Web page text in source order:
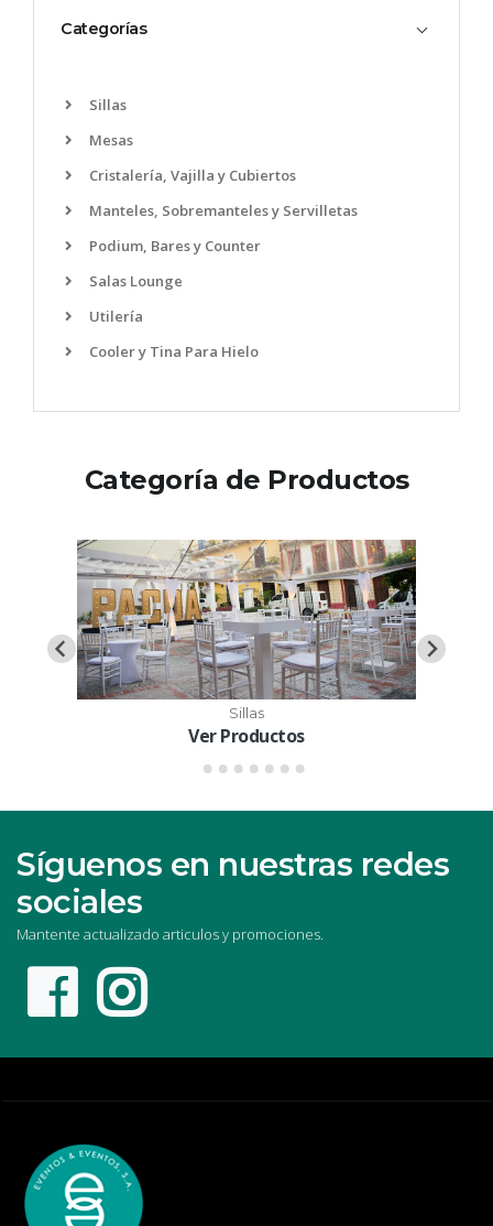
Categorías
Sillas
Mesas
Cristalería, Vajilla y Cubiertos
Manteles, Sobremanteles y Servilletas
Podium, Bares y Counter
Salas Lounge
Utilería
Cooler y Tina Para Hielo
Categoría de Productos
Ver Productos
Síguenos en nuestras redes
sociales
Mantente actualizado articulos y promociones.